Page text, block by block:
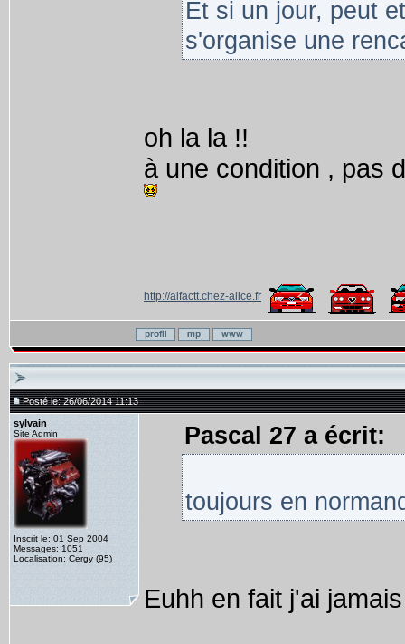
Et si un jour, peut
s'organise une
oh la la !!
à une condition , pas
http://alfactt.chez-alice.fr
Posté le: 26/06/2014 11:13
sylvain
Site Admin
Inscrit le: 01 Sep 2004
Messages: 1051
Localisation: Cergy (95)
Pascal 27 a écrit:
toujours en
Euhh en fait j'ai